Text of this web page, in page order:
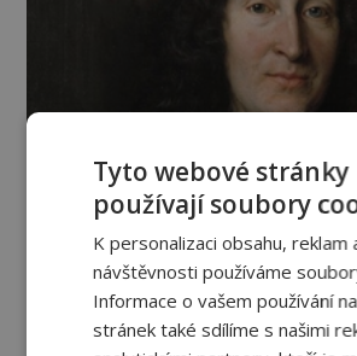
Tyto webové stránky
používají soubory
K personalizaci obsahu, reklam
návštěvnosti používáme
Informace o vašem používání
stránek také sdílíme s našimi